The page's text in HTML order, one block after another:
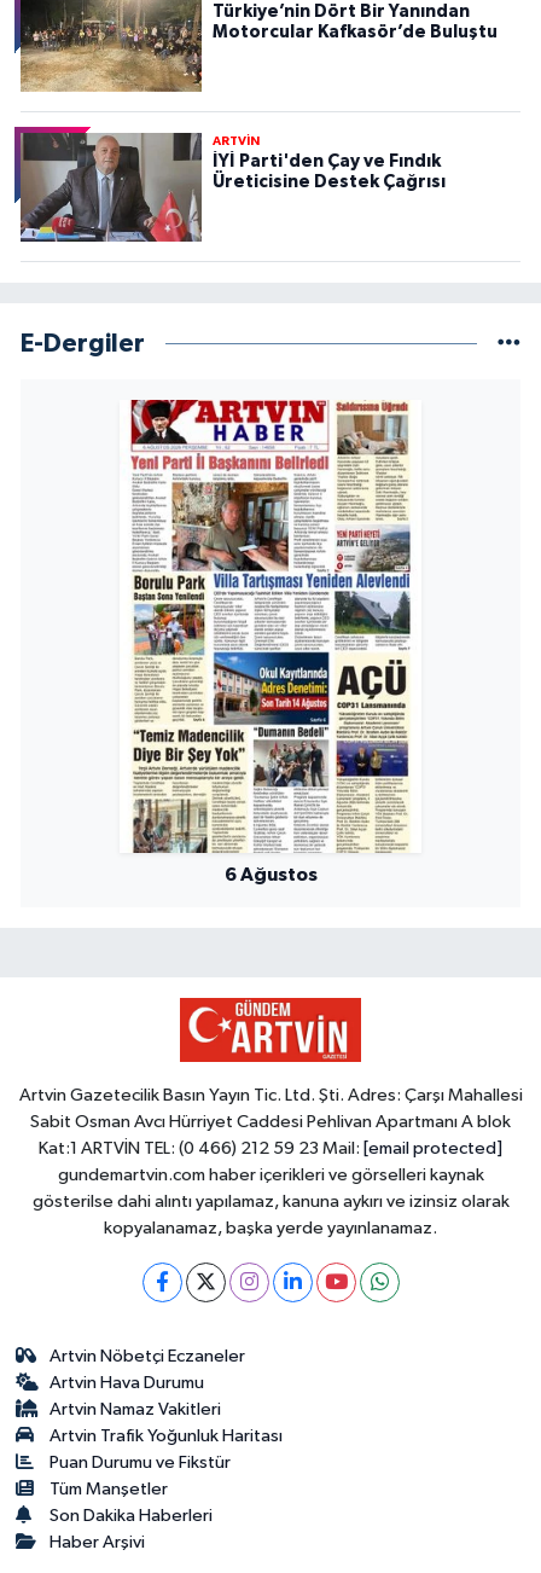
Türkiye’nin Dört Bir Yanından
Motorcular Kafkasör’de Buluştu
ARTVİN
İYİ Parti'den Çay ve Fındık
Üreticisine Destek Çağrısı
E-Dergiler
6 Ağustos
Artvin Gazetecilik Basın Yayın Tic. Ltd. Şti. Adres: Çarşı Mahallesi
Sabit Osman Avcı Hürriyet Caddesi Pehlivan Apartmanı A blok
Kat:1 ARTVİN TEL: (0 466) 212 59 23 Mail: [email protected]
gundemartvin.com haber içerikleri ve görselleri kaynak
gösterilse dahi alıntı yapılamaz, kanuna aykırı ve izinsiz olarak
kopyalanamaz, başka yerde yayınlanamaz.
Artvin Nöbetçi Eczaneler
Artvin Hava Durumu
Artvin Namaz Vakitleri
Artvin Trafik Yoğunluk Haritası
Puan Durumu ve Fikstür
Tüm Manşetler
Son Dakika Haberleri
Haber Arşivi